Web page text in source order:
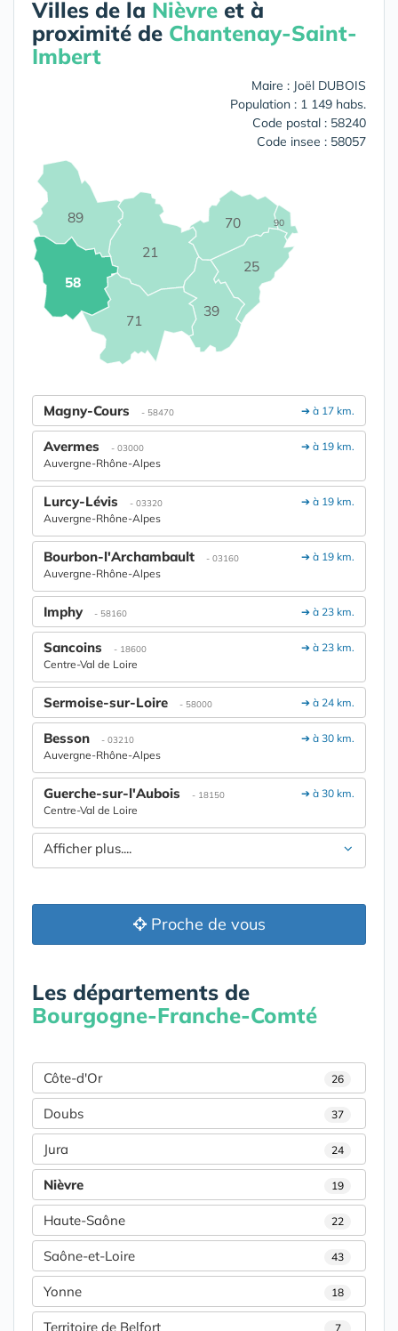
Villes de la Nièvre et à
proximité de Chantenay-Saint-
Imbert
Maire : Joël DUBOIS
Population : 1 149 habs.
Code postal : 58240
Code insee : 58057
21
25
39
58
70
71
89 90
➔ à 17 km.
Magny-Cours - 58470
➔ à 19 km.
Avermes - 03000
Auvergne-Rhône-Alpes
➔ à 19 km.
Lurcy-Lévis - 03320
Auvergne-Rhône-Alpes
➔ à 19 km.
Bourbon-l'Archambault - 03160
Auvergne-Rhône-Alpes
➔ à 23 km.
Imphy - 58160
➔ à 23 km.
Sancoins - 18600
Centre-Val de Loire
➔ à 24 km.
Sermoise-sur-Loire - 58000
➔ à 30 km.
Besson - 03210
Auvergne-Rhône-Alpes
➔ à 30 km.
Guerche-sur-l'Aubois - 18150
Centre-Val de Loire
Afficher plus....
Proche de vous
Les départements de
Bourgogne-Franche-Comté
Côte-d'Or 26
Doubs 37
Jura 24
Nièvre 19
Haute-Saône 22
Saône-et-Loire 43
Yonne 18
Territoire de Belfort 7